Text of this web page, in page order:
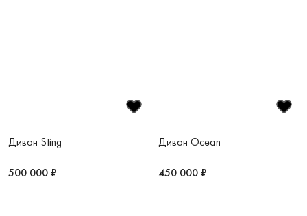
Диван Sting
500 000 ₽
Диван Ocean
450 000 ₽